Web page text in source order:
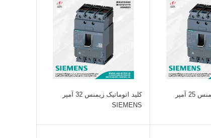
کلید اتوماتیک زیمنس 25 آمپر
کلید اتوماتیک زیمنس 32 آمپر
SIEMENS